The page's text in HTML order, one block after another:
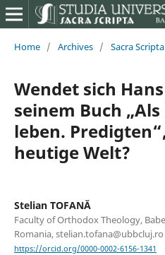
Home / Archives / Sacra
Wendet sich
seinem Buch
leben.
heutige Welt?
Stelian TOFANĂ
Faculty of Orthodox Theology,
Romania, stelian.tofana@ubbcluj.ro
https://orcid.org/0000-0002-6156-1341